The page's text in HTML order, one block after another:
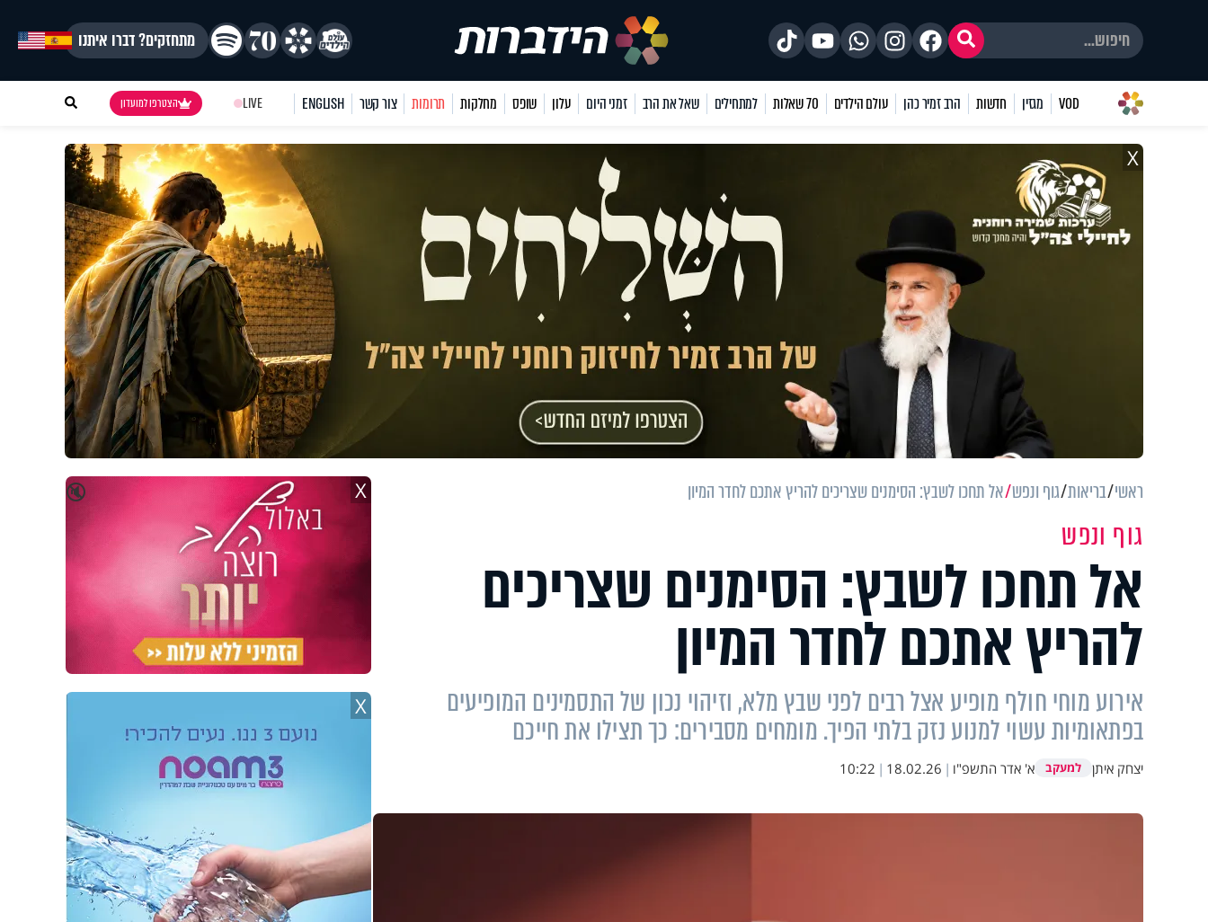
מתחזקים? דברו איתנו
VOD מגזין חדשות הרב זמיר כהן עולם הילדים 70 שאלות למתחילים שאל את הרב זמני היום עלון שופס מחלקות תרומות צור קשר ENGLISH
LIVE הצטרפו למועדון
X
ראשי בריאות גוף ונפש אל תחכו לשבץ: הסימנים שצריכים להריץ אתכם לחדר המיון
גוף ונפש
אל תחכו לשבץ: הסימנים שצריכים
להריץ אתכם לחדר המיון
אירוע מוחי חולף מופיע אצל רבים לפני שבץ מלא, וזיהוי נכון של התסמינים המופיעים
בפתאומיות עשוי למנוע נזק בלתי הפיך. מומחים מסבירים: כך תצילו את חייכם
יצחק איתן למעקב א' אדר התשפ"ו |
18.02.26
|
10:22
🔇 X
X